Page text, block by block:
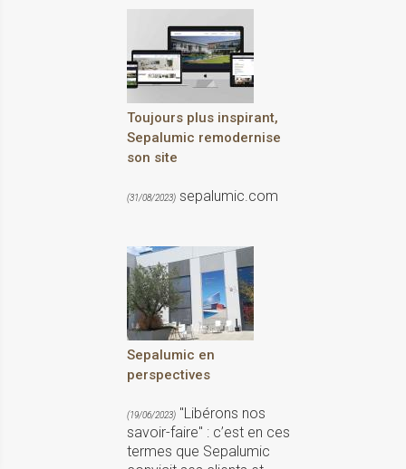
Toujours plus inspirant,
Sepalumic remodernise
son site
(31/08/2023) sepalumic.com
Sepalumic en
perspectives
(19/06/2023) "Libérons nos
savoir-faire" : c’est en ces
termes que Sepalumic